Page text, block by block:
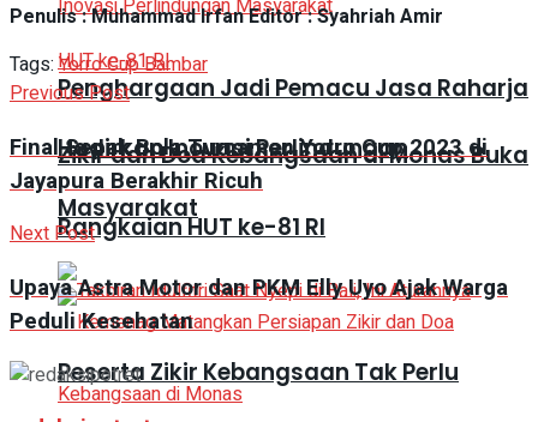
Penghargaan Jadi Pemacu Jasa Raharja
Hadirkan Inovasi Perlindungan
Masyarakat
Peserta Zikir Kebangsaan Tak Perlu
Zikir dan Doa Kebangsaan di Monas Buka
Rangkaian HUT ke-81 RI
Penulis : Muhammad Irfan Editor : Syahriah Amir
Tags: Yorro Cup Bambar
Previous Post
Final Sepak Bola Turnamen Yorro Cup 2023 di
Jayapura Berakhir Ricuh
Next Post
Upaya Astra Motor dan PKM Elly Uyo Ajak Warga
Peduli Kesehatan